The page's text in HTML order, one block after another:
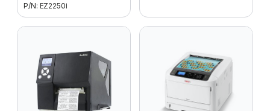
P/N: EZ2250i